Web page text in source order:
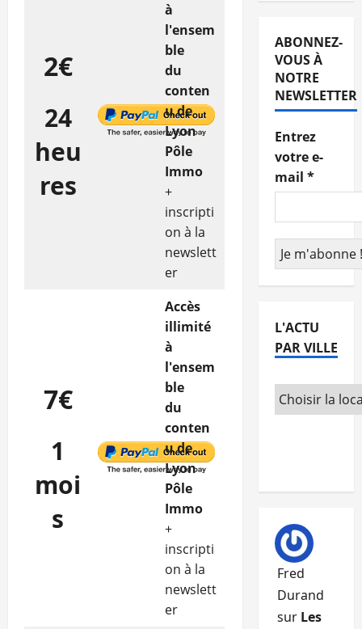
2€
24
heu
res
à
l'ensem
ble
du
conten
u de
Lyon
Pôle
Immo
+
inscripti
on à la
newslett
er
7€
1
moi
s
Accès
illimité
à
l'ensem
ble
du
conten
u de
Lyon
Pôle
Immo
+
inscripti
on à la
newslett
er
ABONNEZ-
VOUS À
NOTRE
NEWSLETTER
Entrez
votre e-
mail *
L'ACTU
PAR VILLE
Fred
Durand
sur Les